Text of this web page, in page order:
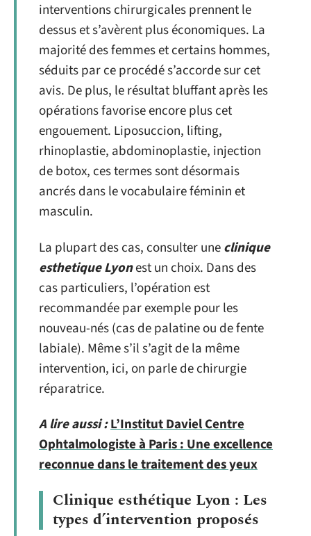
interventions chirurgicales prennent le
dessus et s’avèrent plus économiques. La
majorité des femmes et certains hommes,
séduits par ce procédé s’accorde sur cet
avis. De plus, le résultat bluffant après les
opérations favorise encore plus cet
engouement. Liposuccion, lifting,
rhinoplastie, abdominoplastie, injection
de botox, ces termes sont désormais
ancrés dans le vocabulaire féminin et
masculin.
La plupart des cas, consulter uneclinique
esthetique Lyonest un choix. Dans des
cas particuliers, l’opération est
recommandée par exemple pour les
nouveau-nés (cas de palatine ou de fente
labiale). Même s’il s’agit de la même
intervention, ici, on parle de chirurgie
réparatrice.
A lire aussi :L’Institut Daviel Centre
Ophtalmologiste à Paris : Une excellence
reconnue dans le traitement des yeux
Clinique esthétique Lyon : Les
types d’intervention proposés